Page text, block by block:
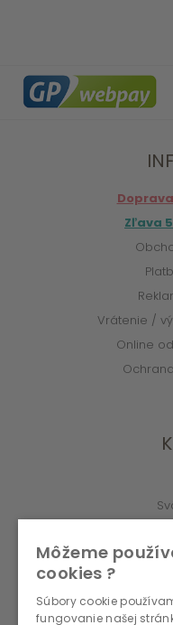
Zľava
Vrátenie /
Online
Môžeme
cookies ?
Súbory cookie
fungovanie našej